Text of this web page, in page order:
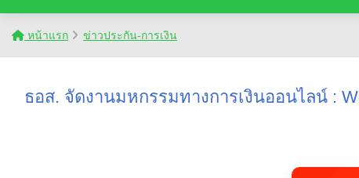
หน้าแรก ข่าวประกัน-การเงิน
ธอส. จัดงานมหกรรมทางการเงินออนไลน์ :